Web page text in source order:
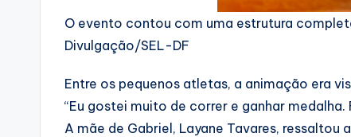
O evento contou com uma estrutura
Divulgação/SEL-DF
Entre os pequenos atletas, a animação era
“Eu gostei muito de correr e ganhar
A mãe de Gabriel, Layane Tavares,